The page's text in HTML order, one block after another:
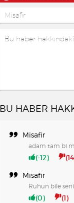
BU HABER
Misafir
adam tam bi
(-12)
Misafir
Ruhun bile seni
(0) (1)